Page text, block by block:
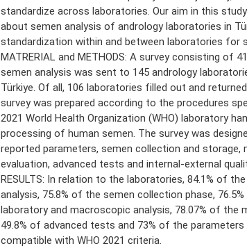
standardize across laboratories. Our aim in this
about semen analysis of andrology laboratories in
standardization within and between laboratories for
MATRERIAL and METHODS: A survey consisting of
semen analysis was sent to 145 andrology
Türkiye. Of all, 106 laboratories filled out and
survey was prepared according to the procedures
2021 World Health Organization (WHO) laboratory
processing of human semen. The survey was
reported parameters, semen collection and
evaluation, advanced tests and internal-external
RESULTS: In relation to the laboratories, 84.1% of
analysis, 75.8% of the semen collection phase,
laboratory and macroscopic analysis, 78.07% of the
49.8% of advanced tests and 73% of the
compatible with WHO 2021 criteria.